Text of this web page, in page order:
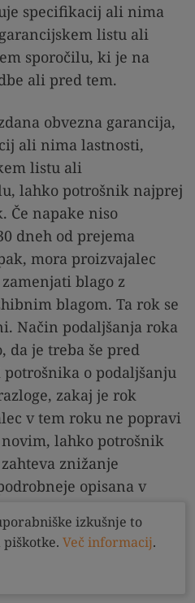
specifikacij ali nima
listu ali
sporočilu, ki je na
ali pred tem.
obvezna garancija,
ali nima lastnosti,
listu ali
lahko potrošnik najprej
Če napake niso
dneh od prejema
mora proizvajalec
blago z
blagom. Ta rok se
Način podaljšanja roka
da je treba še pred
o podaljšanju
zakaj je rok
v tem roku ne popravi
lahko potrošnik
znižanje
opisana v
izkušnje to
Več informacij.